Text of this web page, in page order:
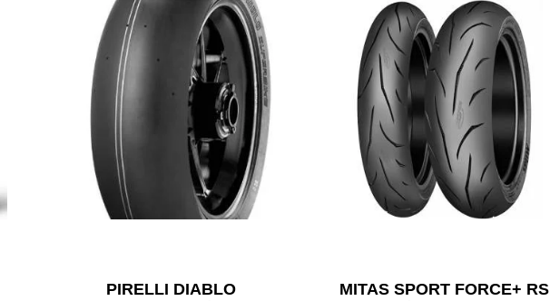
PIRELLI DIABLO
MITAS SPORT FORCE+ RS